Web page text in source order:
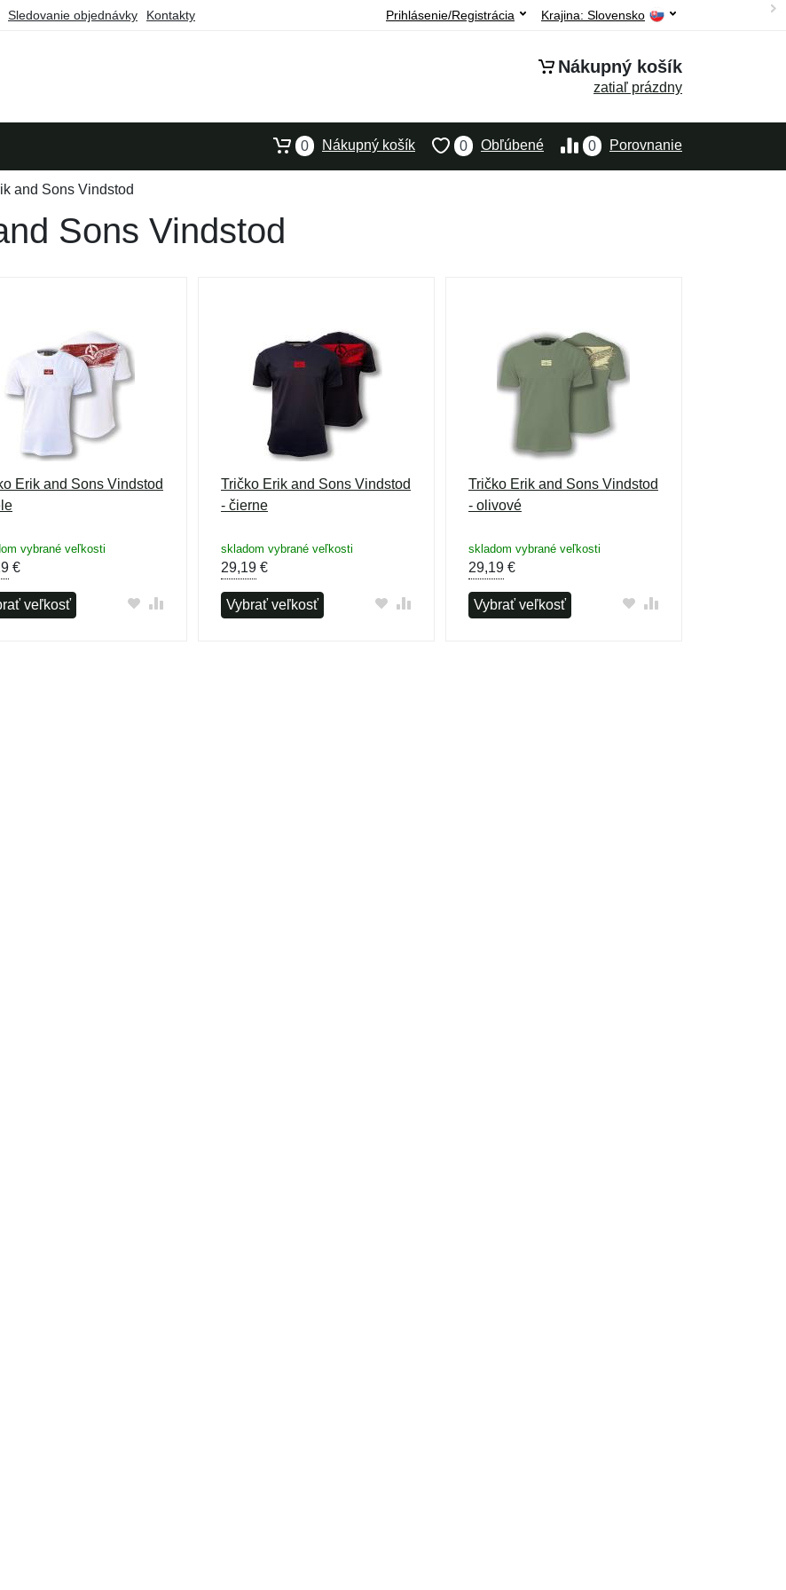
Sledovanie objednávky Kontakty Krajina: Slovensko
Prihlásenie/Registrácia
Nákupný košík
zatiaľ prázdny
0 Porovnanie
0 Obľúbené
0 Nákupný košík
and Sons Vindstod
Sons Vindstod
Erik and Sons Vindstod
vybrané veľkosti
€
veľkosť
Tričko Erik and Sons Vindstod
- čierne
skladom vybrané veľkosti
29,19€
Vybrať veľkosť
Tričko Erik and Sons Vindstod
- olivové
skladom vybrané veľkosti
29,19€
Vybrať veľkosť